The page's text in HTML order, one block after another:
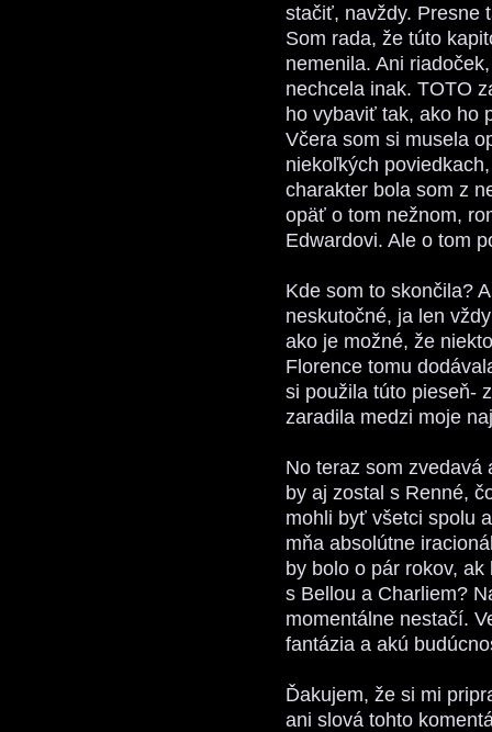
stačiť, navždy. Presne
Som rada, že túto
nemenila. Ani
nechcela inak. TOTO
ho vybaviť tak, ako ho
Včera som si musela
niekoľkých
charakter bola som z
opäť o tom nežnom,
Edwardovi. Ale o tom
Kde som to skončila?
neskutočné, ja len
ako je možné, že
Florence tomu
si použila túto pieseň-
zaradila medzi moje
No teraz som zvedavá
by aj zostal s Renné,
mohli byť všetci spolu
mňa absolútne
by bolo o pár rokov,
s Bellou a Charliem?
momentálne nestačí.
fantázia a akú
Ďakujem, že si mi
ani slová tohto